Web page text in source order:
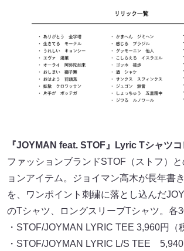
『JOYMAN feat. STOF』Lyric Tシャツ
ファッションブランドSTOF（ストフ）
ョンアイテム。ジョイマン高木が長年書
を、ワンポイント刺繍に落とし込んだ
のTシャツ、ロングスリーブTシャツ。各
・STOF/JOYMAN LYRIC TEE 3,960円（
・STOF/JOYMAN LYRIC L/S TEE 5,940